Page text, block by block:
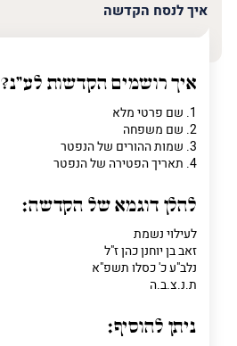
איך לנסח הקדשה
איך רושמים הקדשות לע"נ?
1. שם פרטי מלא
2. שם משפחה
3. שמות ההורים של הנפטר
4. תאריך הפטירה של הנפטר
להלן דוגמא של הקדשה:
לעילוי נשמת
זאב בן יוחנן כהן ז"ל
נלב"ע כ' כסלו תשפ"א
ת.נ.צ.ב.ה
ניתן להוסיף: